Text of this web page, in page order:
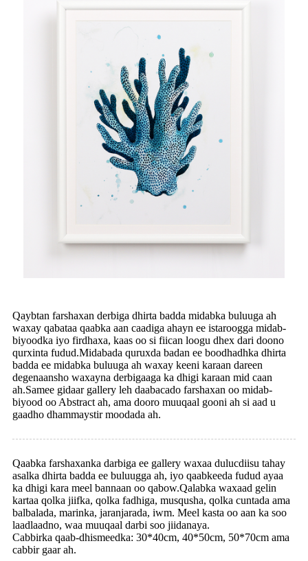
Qaybtan farshaxan derbiga dhirta badda midabka buluuga ah
waxay qabataa qaabka aan caadiga ahayn ee istaroogga midab-
biyoodka iyo firdhaxa, kaas oo si fiican loogu dhex dari doono
qurxinta fudud.Midabada quruxda badan ee boodhadhka dhirta
badda ee midabka buluuga ah waxay keeni karaan dareen
degenaansho waxayna derbigaaga ka dhigi karaan mid caan
ah.Samee gidaar gallery leh daabacado farshaxan oo midab-
biyood oo Abstract ah, ama dooro muuqaal gooni ah si aad u
gaadho dhammaystir moodada ah.
Qaabka farshaxanka darbiga ee gallery waxaa dulucdiisu tahay
asalka dhirta badda ee buluugga ah, iyo qaabkeeda fudud ayaa
ka dhigi kara meel bannaan oo qabow.Qalabka waxaad gelin
kartaa qolka jiifka, qolka fadhiga, musqusha, qolka cuntada ama
balbalada, marinka, jaranjarada, iwm. Meel kasta oo aan ka soo
laadlaadno, waa muuqaal darbi soo jiidanaya.
Cabbirka qaab-dhismeedka: 30*40cm, 40*50cm, 50*70cm ama
cabbir gaar ah.